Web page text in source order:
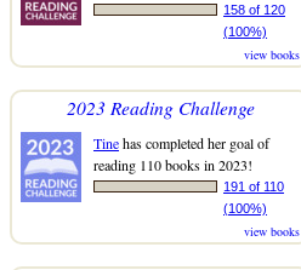
158 of 120
(100%)
view books
2023 Reading Challenge
Tinehas completed her goal of
reading 110 books in 2023!
191 of 110
(100%)
view books